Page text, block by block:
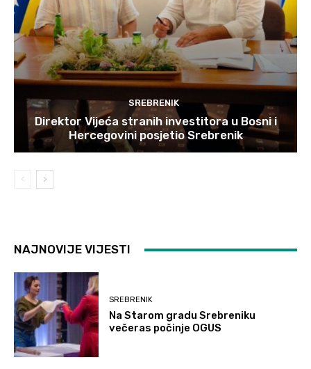
SREBRENIK
Direktor Vijeća stranih investitora u Bosni i
Hercegovini posjetio Srebrenik
NAJNOVIJE VIJESTI
SREBRENIK
Na Starom gradu Srebreniku
večeras počinje OGUS